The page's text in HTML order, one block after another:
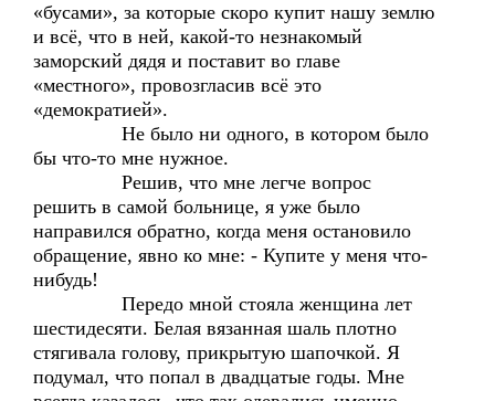
«бусами», за которые скоро купит нашу землю
и всё, что в ней, какой-то незнакомый
заморский дядя и поставит во главе
«местного», провозгласив всё это
«демократией».
Не было ни одного, в котором было
бы что-то мне нужное.
Решив, что мне легче вопрос
решить в самой больнице, я уже было
направился обратно, когда меня остановило
обращение, явно ко мне: - Купите у меня что-
нибудь!
Передо мной стояла женщина лет
шестидесяти. Белая вязанная шаль плотно
стягивала голову, прикрытую шапочкой. Я
подумал, что попал в двадцатые годы. Мне